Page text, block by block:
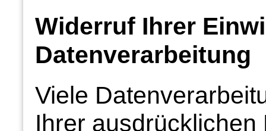
Widerruf Ihrer
Datenverarbeitung
Viele
Ihrer